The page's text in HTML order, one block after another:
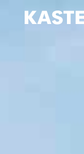
sisältöön